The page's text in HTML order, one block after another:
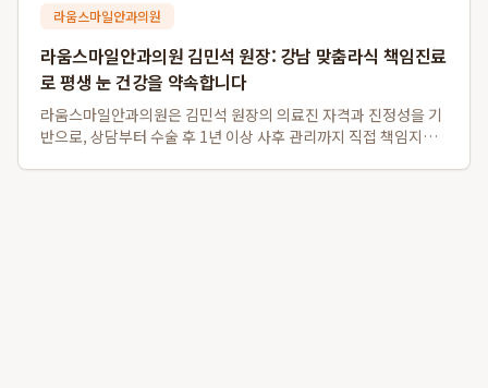
라움스마일안과의원
라움스마일안과의원 김민석 원장: 강남 맞춤라식 책임진료
로 평생 눈 건강을 약속합니다
라움스마일안과의원은 김민석 원장의 의료진 자격과 진정성을 기
반으로, 상담부터 수술 후 1년 이상 사후 관리까지 직접 책임지는